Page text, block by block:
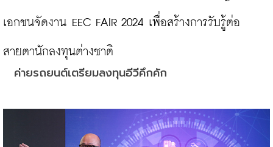
เอกชนจัดงาน EEC FAIR 2024 เพื่อสร้างการรับรู้ต่อ
ค่ายรถยนต์เตรียมลงทุนอีวีคึกคัก